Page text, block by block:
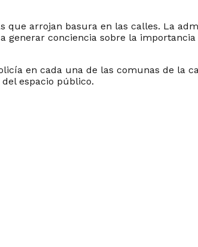
que arrojan basura en las calles. La
generar conciencia sobre la
en cada una de las comunas de la
espacio público.